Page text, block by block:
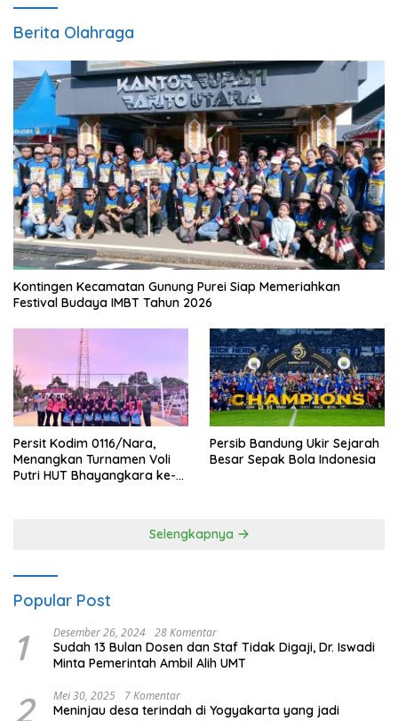
Berita Olahraga
Kontingen Kecamatan Gunung Purei Siap Memeriahkan
Festival Budaya IMBT Tahun 2026
Persit Kodim 0116/Nara,
Menangkan Turnamen Voli
Putri HUT Bhayangkara ke-
Persib Bandung Ukir Sejarah
Besar Sepak Bola Indonesia
Selengkapnya
Popular Post
1 Desember 26, 2024 28 Komentar
Sudah 13 Bulan Dosen dan Staf Tidak Digaji, Dr. Iswadi
Minta Pemerintah Ambil Alih UMT
2 Mei 30, 2025 7 Komentar
Meninjau desa terindah di Yogyakarta yang jadi